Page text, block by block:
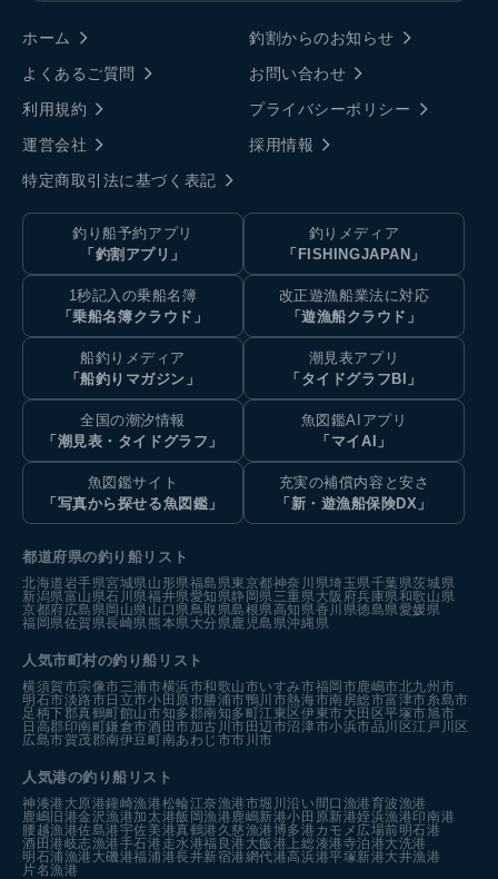
ホーム
釣割からのお知らせ
よくあるご質問
お問い合わせ
利用規約
プライバシーポリシー
運営会社
採用情報
特定商取引法に基づく表記
釣り船予約アプリ
「釣割アプリ」
釣りメディア
「FISHINGJAPAN」
1秒記入の乗船名簿
「乗船名簿クラウド」
改正遊漁船業法に対応
「遊漁船クラウド」
船釣りメディア
「船釣りマガジン」
潮見表アプリ
「タイドグラフBI」
全国の潮汐情報
「潮見表・タイドグラフ」
魚図鑑AIアプリ
「マイAI」
魚図鑑サイト
「写真から探せる魚図鑑」
充実の補償内容と安さ
「新・遊漁船保険DX」
都道府県の釣り船リスト
北海道 岩手県宮城県 山形県福島県東京都神奈川県埼玉県千葉県茨城県
新潟県富山県石川県福井県愛知県静岡県 三重県 大阪府兵庫県和歌山県
京都府広島県岡山県 山口県 鳥取県島根県高知県香川県徳島県愛媛県
福岡県佐賀県長崎県 熊本県 大分県 鹿児島県沖縄県
人気市町村の釣り船リスト
横須賀市宗像市三浦市横浜市和歌山市いすみ市福岡市鹿嶋市北九州市
明石市淡路市日立市小田原市勝浦市鴨川市熱海市南房総市富津市糸島市
足柄下郡真鶴町館山市知多郡南知多町江東区伊東市大田区平塚市旭市
日高郡印南町鎌倉市酒田市加古川市田辺市沼津市小浜市品川区江戸川区
広島市賀茂郡南伊豆町南あわじ市市川市
人気港の釣り船リスト
神湊港 大原港鐘崎漁港松輪江奈漁港市堀川沿い 間口漁港育波漁港
鹿嶋旧港金沢漁港加太港飯岡漁港 鹿嶋新港小田原新港姪浜漁港印南港
腰越漁港佐島港宇佐美港真鶴港 久慈漁港博多港カモメ広場前明石港
酒田港岐志漁港手石港 走水港福良港 大飯港 上総湊港寺泊港大洗港
明石浦漁港 大磯港福浦港長井新宿港網代港高浜港平塚新港大井漁港
片名漁港